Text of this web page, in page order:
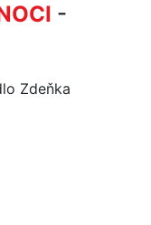
-
Zdeňka